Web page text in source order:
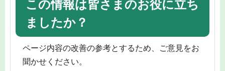
この情報は皆さまのお役に立ち
ましたか？
ページ内容の改善の参考とするため、ご意見をお
聞かせください。